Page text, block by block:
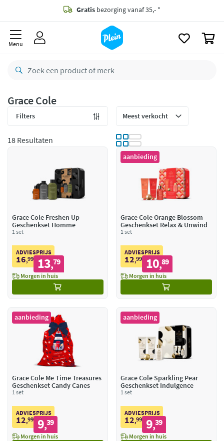
Gratis bezorging vanaf 35,- *
besteld,
retourneren
Betaal met Klarna
Menu
Grace Cole
Filters
18 Resultaten
Grace Cole Freshen Up
Geschenkset Homme
1 set
ADVIESPRIJS
16,99 13,79
Morgen in huis
aanbieding
Grace Cole Orange Blossom
Geschenkset Relax & Unwind
1 set
ADVIESPRIJS
12,99 10,89
Morgen in huis
aanbieding
Grace Cole Me Time Treasures
Geschenkset Candy Canes
1 set
ADVIESPRIJS
12,99 9,39
Morgen in huis
aanbieding
Grace Cole Sparkling Pear
Geschenkset Indulgence
1 set
ADVIESPRIJS
12,99 9,39
Morgen in huis